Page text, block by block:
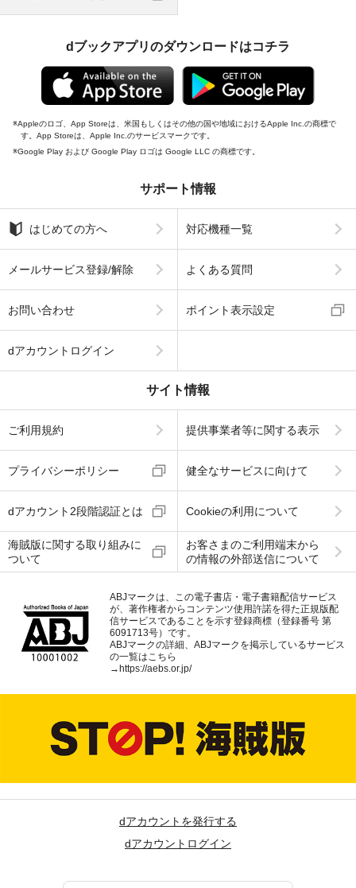
dブックアプリのダウンロードはコチラ
Appleのロゴ、App Storeは、米国もしくはその他の国や地域におけるApple Inc.の商標で
す。App Storeは、Apple Inc.のサービスマークです。
Google Play および Google Play ロゴは Google LLC の商標です。
サポート情報
はじめての方へ 対応機種一覧
メールサービス登録/解除 よくある質問
お問い合わせ ポイント表示設定
dアカウントログイン
サイト情報
ご利用規約 提供事業者等に関する表示
プライバシーポリシー 健全なサービスに向けて
dアカウント2段階認証とは Cookieの利用について
海賊版に関する取り組みに
ついて
お客さまのご利用端末から
の情報の外部送信について
ABJマークは、この電子書店・電子書籍配信サービス
が、著作権者からコンテンツ使用許諾を得た正規版配
信サービスであることを示す登録商標（登録番号 第
6091713号）です。
ABJマークの詳細、ABJマークを掲示しているサービス
の一覧はこちら
→ https://aebs.or.jp/
dアカウントを発行する
dアカウントログイン